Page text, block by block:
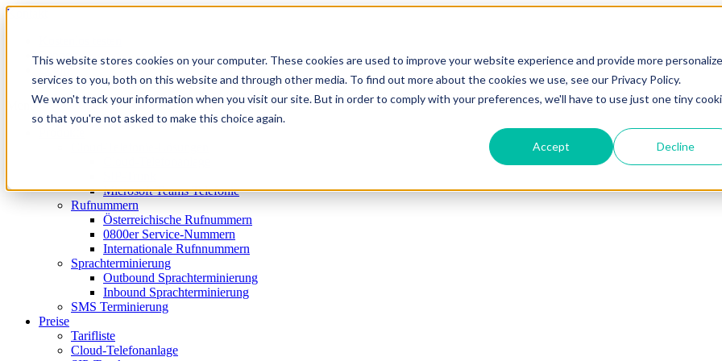
This website stores cookies on your computer. These cookies are used to improve your website experience and provide more
services to you, both on this website and through other media. To find out more about the cookies we use, see our Privacy Policy.
We won't track your information when you visit our site. But in order to comply with your preferences, we'll have to use just one tiny
so that you're not asked to make this choice again.
Accept Decline
Kontakt
Support
Menu
Microsoft Teams Telefonie
Rufnummern
Österreichische Rufnummern
0800er Service-Nummern
Internationale Rufnnummern
Sprachterminierung
Outbound Sprachterminierung
Inbound Sprachterminierung
SMS Terminierung
Preise
Tarifliste
Cloud-Telefonanlage